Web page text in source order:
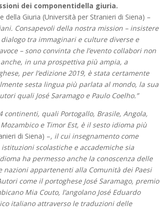
dei componentidella giuria.
della Giuria (Università per Stranieri di Siena) –
Consapevoli della nostra mission – insistere
tra immaginari e culture diverse e
– sono convinta che l’evento collabori non
in una prospettiva più ampia, a
per l’edizione 2019, è stata certamente
sesta lingua più parlata al mondo, la sua
quali José Saramago e Paulo Coelho.”
quali Portogallo, Brasile, Angola,
e Timor Est, è il sesto idioma più
di Siena) –, il cui insegnamento come
scolastiche e accademiche sia
ha permesso anche la conoscenza delle
appartenenti alla Comunità dei Paesi
come il portoghese José Saramago, premio
Mia Couto, l’angolano José Eduardo
italiano attraverso le traduzioni delle